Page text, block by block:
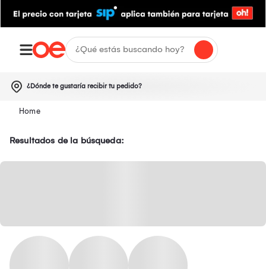
¿Dónde te gustaría recibir tu pedido?
Resultados de la búsqueda: